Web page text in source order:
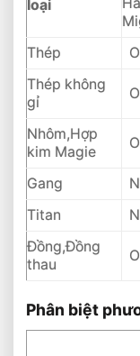
loại
Thép
Thép không
gỉ
Nhôm,Hợp
kim Magie
Gang
Titan
Đồng,Đồng
thau
Phân biệt